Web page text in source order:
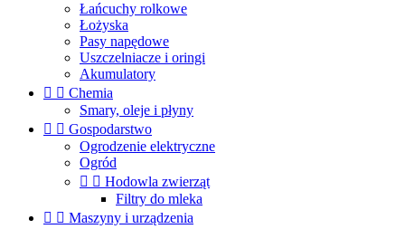
Łańcuchy rolkowe
Łożyska
Pasy napędowe
Uszczelniacze i oringi
Akumulatory
  Chemia
Smary, oleje i płyny
  Gospodarstwo
Ogrodzenie elektryczne
Ogród
  Hodowla zwierząt
Filtry do mleka
  Maszyny i urządzenia